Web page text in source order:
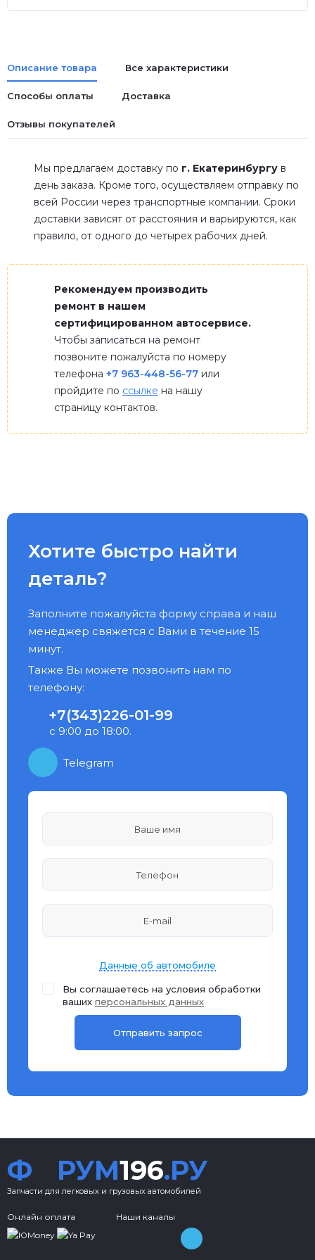
Описание товара Все характеристики
Способы оплаты Доставка
Отзывы покупателей
Мы предлагаем доставку по г. Екатеринбургу в
день заказа. Кроме того, осуществляем отправку по
всей России через транспортные компании. Сроки
доставки зависят от расстояния и варьируются, как
правило, от одного до четырех рабочих дней.
Рекомендуем производить
ремонт в нашем
сертифицированном автосервисе.
Чтобы записаться на ремонт
позвоните пожалуйста по номеру
телефона +7 963-448-56-77 или
пройдите по ссылке на нашу
страницу контактов.
Хотите быстро найти
деталь?
Заполните пожалуйста форму справа и наш
менеджер свяжется с Вами в течение 15
минут.
Также Вы можете позвонить нам по
телефону:
+7(343)226-01-99
с 9:00 до 18:00.
Telegram
Данные об автомобиле
Вы соглашаетесь на условия обработки
ваших персональных данных
Ф РУМ196.РУ
Запчасти для легковых и грузовых автомобилей
Онлайн оплата Наши каналы